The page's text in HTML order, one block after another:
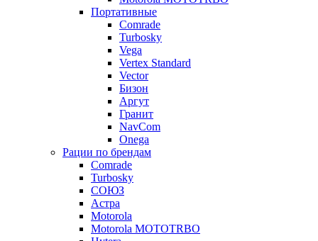
Портативные
Comrade
Turbosky
Vega
Vertex Standard
Vector
Бизон
Аргут
Гранит
NavCom
Onega
Рации по брендам
Comrade
Turbosky
СОЮЗ
Астра
Motorola
Motorola MOTOTRBO